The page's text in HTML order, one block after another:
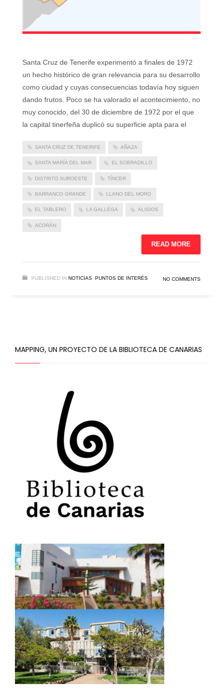
Santa Cruz de Tenerife experimentó a finales de 1972
un hecho histórico de gran relevancia para su desarrollo
como ciudad y cuyas consecuencias todavía hoy siguen
dando frutos. Poco se ha valorado el acontecimiento, no
muy conocido, del 30 de diciembre de 1972 por el que
la capital tinerfeña duplicó su superficie apta para el
SANTA CRUZ DE TENERIFE AÑAZA
SANTA MARÍA DEL MAR EL SOBRADILLO
DISTRITO SUROESTE TÍNCER
BARRANCO GRANDE LLANO DEL MORO
EL TABLERO LA GALLEGA ALISIOS
ACORÁN
READ MORE
PUBLISHED IN NOTICIAS PUNTOS DE INTERÉS NO COMMENTS
MAPPING, UN PROYECTO DE LA BIBLIOTECA DE CANARIAS